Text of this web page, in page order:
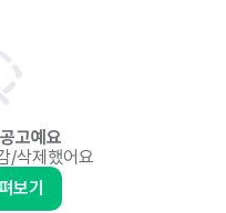
고예요
/삭제했어요
보기